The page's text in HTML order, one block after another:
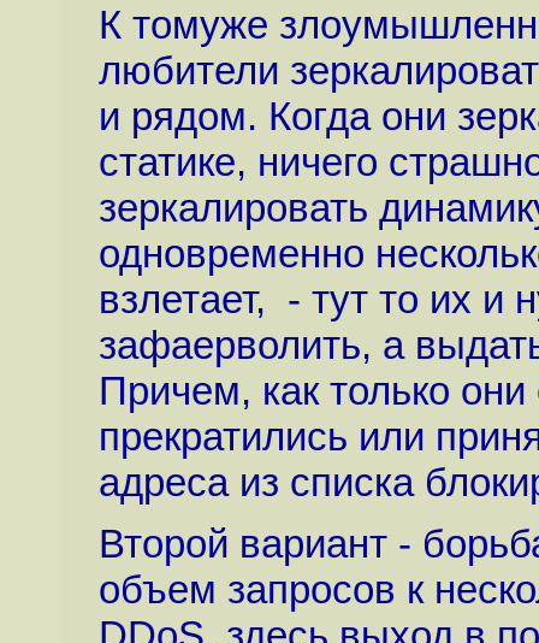
К томуже
любители
и рядом. Когда они
статике, ничего
зеркалировать
одновременно
взлетает, - тут то их и
зафаерволить, а
Причем, как только
прекратились или
адреса из списка
Второй вариант -
объем запросов к